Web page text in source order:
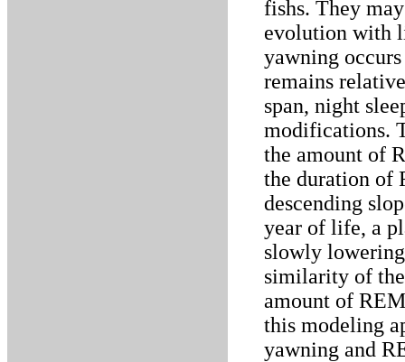
fishs. They
evolution with
yawning
remains
span, night
modifications.
the amount of
the duration of
descending
year of life, a
slowly
similarity of
amount of
this modeling
yawning and